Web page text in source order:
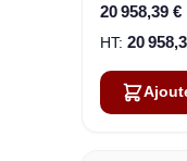
20 958,39 €
20